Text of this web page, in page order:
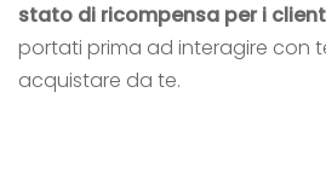
stato di ricompensa per i
portati prima ad interagire con
acquistare da te.